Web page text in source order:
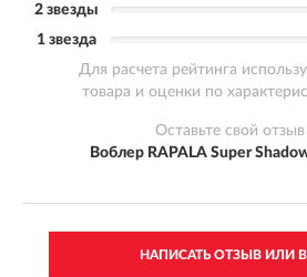
2 звезды
1 звезда
Для расчета рейтинга
товара и оценки по
Оставьте свой
Воблер RAPALA Super
НАПИСАТЬ ОТЗЫВ ИЛИ